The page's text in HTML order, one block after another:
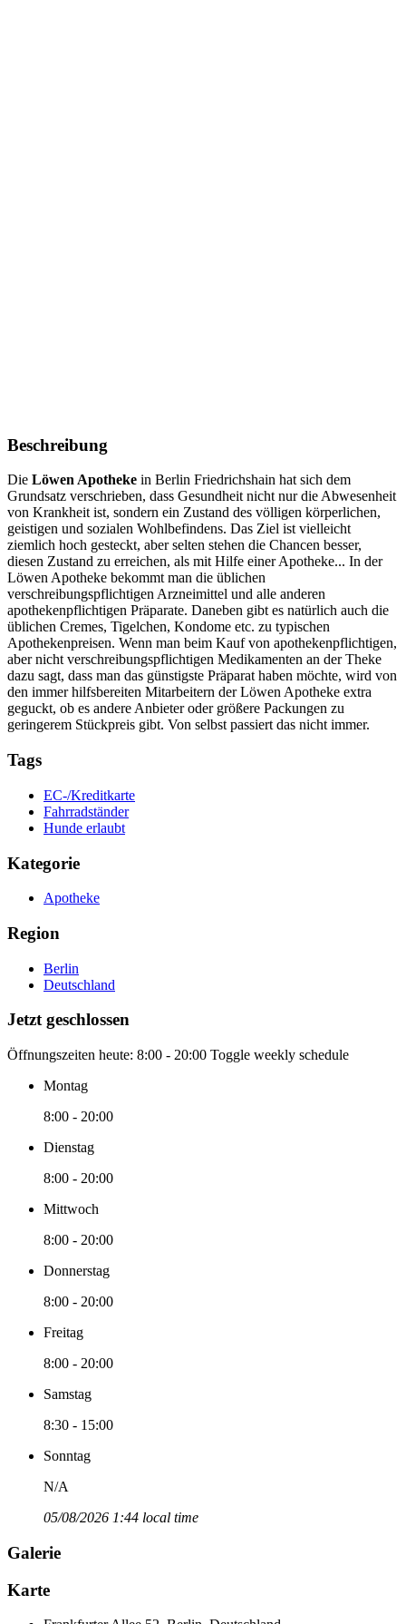
Beschreibung
Die Löwen Apotheke in Berlin Friedrichshain hat sich dem
Grundsatz verschrieben, dass Gesundheit nicht nur die Abwesenheit
von Krankheit ist, sondern ein Zustand des völligen körperlichen,
geistigen und sozialen Wohlbefindens. Das Ziel ist vielleicht
ziemlich hoch gesteckt, aber selten stehen die Chancen besser,
diesen Zustand zu erreichen, als mit Hilfe einer Apotheke... In der
Löwen Apotheke bekommt man die üblichen
verschreibungspflichtigen Arzneimittel und alle anderen
apothekenpflichtigen Präparate. Daneben gibt es natürlich auch die
üblichen Cremes, Tigelchen, Kondome etc. zu typischen
Apothekenpreisen. Wenn man beim Kauf von apothekenpflichtigen,
aber nicht verschreibungspflichtigen Medikamenten an der Theke
dazu sagt, dass man das günstigste Präparat haben möchte, wird von
den immer hilfsbereiten Mitarbeitern der Löwen Apotheke extra
geguckt, ob es andere Anbieter oder größere Packungen zu
geringerem Stückpreis gibt. Von selbst passiert das nicht immer.
Tags
EC-/Kreditkarte
Fahrradständer
Hunde erlaubt
Kategorie
Apotheke
Region
Berlin
Deutschland
Jetzt geschlossen
Öffnungszeiten heute: 8:00 - 20:00 Toggle weekly schedule
Montag
8:00 - 20:00
Dienstag
8:00 - 20:00
Mittwoch
8:00 - 20:00
Donnerstag
8:00 - 20:00
Freitag
8:00 - 20:00
Samstag
8:30 - 15:00
Sonntag
N/A
05/08/2026 1:44 local time
Galerie
Karte